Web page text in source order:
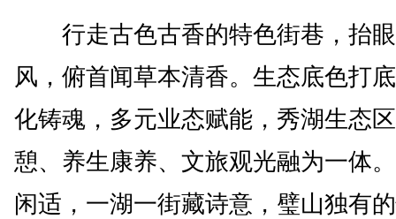
行走古色古香的特色街巷，抬眼
风，俯首闻草本清香。生态底色打
化铸魂，多元业态赋能，秀湖生态
憩、养生康养、文旅观光融为一体
闲适，一湖一街藏诗意，璧山独有